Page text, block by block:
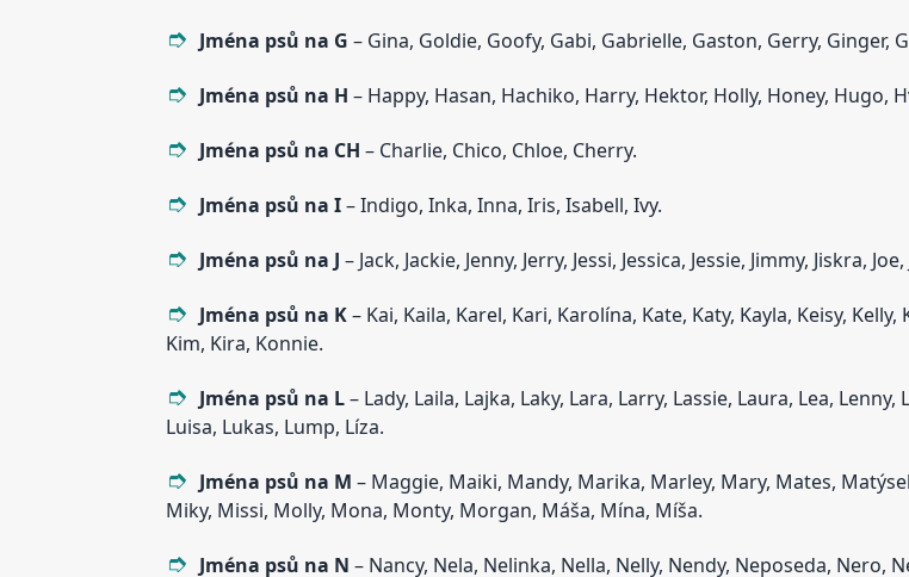
Jména psů na G – Gina, Goldie, Goofy, Gabi, Gabrielle, Gaston, Gerry, Ginger,
Jména psů na H – Happy, Hasan, Hachiko, Harry, Hektor, Holly, Honey, Hugo,
Jména psů na CH – Charlie, Chico, Chloe, Cherry.
Jména psů na I– Indigo, Inka, Inna, Iris, Isabell, Ivy.
Jména psů na J – Jack, Jackie, Jenny, Jerry, Jessi, Jessica, Jessie, Jimmy, Jiskra,
Jména psů na K– Kai, Kaila, Karel, Kari, Karolína, Kate, Katy, Kayla, Keisy,
Kim, Kira, Konnie.
Jména psů na L– Lady, Laila, Lajka, Laky, Lara, Larry, Lassie, Laura, Lea,
Luisa, Lukas, Lump, Líza.
Jména psů na M – Maggie, Maiki, Mandy, Marika, Marley, Mary, Mates,
Miky, Missi, Molly, Mona, Monty, Morgan, Máša, Mína, Míša.
Jména psů na N – Nancy, Nela, Nelinka, Nella, Nelly, Nendy, Neposeda, Nero,